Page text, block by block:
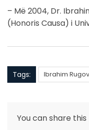
– Më 2004, Dr.
(Honoris Causa) i
Tags: Ibrahim
You can share